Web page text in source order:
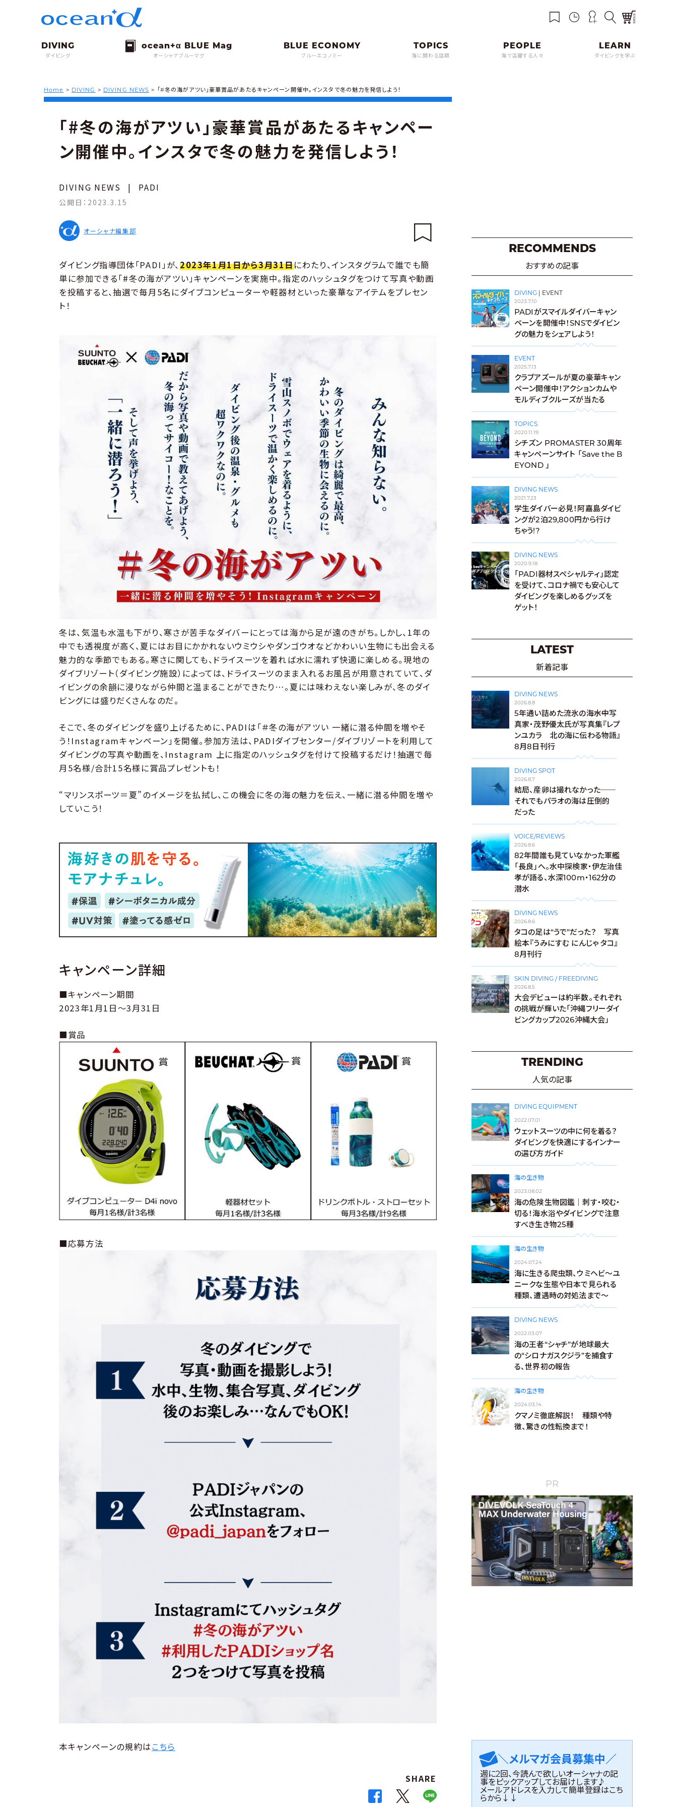
ダイビング オーシャナブルーマグ ブルーエコノミー 海に関わる話題 海で活躍する人々 ダイビングを学ぶ
Home > DIVING > DIVING NEWS > 「#冬の海がアツい」豪華賞品があたるキャンペーン開催中。インスタで冬の魅力を発信しよう！
「#冬の海がアツい」豪華賞品があたるキャンペー
ン開催中。インスタで冬の魅力を発信しよう！
DIVING NEWS | PADI
公開日： 2023.3.15
オーシャナ編集部
ダイビング指導団体「PADI」が、 2023年1月1日から3月31日にわたり、インスタグラムで誰でも簡
単に参加できる「#冬の海がアツい」キャンペーンを実施中。指定のハッシュタグをつけて写真や動画
を投稿すると、抽選で毎月5名にダイブコンピューターや軽器材といった豪華なアイテムをプレセン
ト！
冬は、気温も水温も下がり、寒さが苦手なダイバーにとっては海から足が遠のきがち。しかし、1年の
中でも透視度が高く、夏にはお目にかかれないウミウシやダンゴウオなどかわいい生物にも出会える
魅力的な季節でもある。寒さに関しても、ドライスーツを着れば水に濡れず快適に楽しめる。現地の
ダイブリゾート（ダイビング施設）によっては、ドライスーツのまま入れるお風呂が用意されていて、ダ
イビングの余韻に浸りながら仲間と温まることができたり…。夏には味わえない楽しみが、冬のダイ
ビングには盛りだくさんなのだ。
そこで、冬のダイビングを盛り上げるために、PADIは「＃冬の海がアツい 一緒に潜る仲間を増やそ
う！Instagramキャンペーン」を開催。参加方法は、PADIダイブセンター/ダイブリゾートを利用して
ダイビングの写真や動画を、Instagram 上に指定のハッシュタグを付けて投稿するだけ！抽選で毎
月5名様/合計15名様に賞品プレゼントも！
“マリンスポーツ＝夏”のイメージを払拭し、この機会に冬の海の魅力を伝え、一緒に潜る仲間を増や
していこう！
キャンペーン詳細
■キャンペーン期間
2023年1月1日～3月31日
■賞品
■応募方法
本キャンペーンの規約はこちら
SHARE
RECOMMENDS
おすすめの記事
DIVING | EVENT
2023.7.10
PADIがスマイルダイバーキャン
ペーンを開催中！SNSでダイビン
グの魅力をシェアしよう！
EVENT
2025.7.13
クラブアズールが夏の豪華キャン
ペーン開催中！アクションカムや
モルディブクルーズが当たる
TOPICS
2020.11.19
シチズン PROMASTER 30周年
キャンペーンサイト 「Save the B
EYOND 」
DIVING NEWS
2021.7.23
学生ダイバー必見！阿嘉島ダイビ
ングが2泊29,800円から行け
ちゃう!?
DIVING NEWS
2020.9.18
「PADI器材スペシャルティ」認定
を受けて、コロナ禍でも安心して
ダイビングを楽しめるグッズを
ゲット！
LATEST
新着記事
DIVING NEWS
2026.8.8
5年通い詰めた流氷の海――水中写
真家・茂野優太氏が写真集『レプ
ンユカラ 北の海に伝わる物語』
8月8日刊行
DIVING SPOT
2026.8.7
結局、産卵は撮れなかった──
それでもパラオの海は圧倒的
だった
VOICE/REVIEWS
2026.8.6
82年間誰も見ていなかった軍艦
「長良」へ。水中探検家・伊左治佳
孝が語る、水深100m・162分の
潜水
DIVING NEWS
2026.8.6
タコの足は“うで”だった？ 写真
絵本『うみにすむ にんじゃ タコ』
8月刊行
SKIN DIVING / FREEDIVING
2026.8.5
大会デビューは約半数。それぞれ
の挑戦が輝いた「沖縄フリーダイ
ビングカップ2026沖縄大会」
TRENDING
人気の記事
DIVING EQUIPMENT
2022.07.01
ウェットスーツの中に何を着る？
ダイビングを快適にするインナー
の選び方ガイド
海の生き物
2023.08.02
海の危険生物図鑑｜刺す・咬む・
切る！海水浴やダイビングで注意
すべき生き物25種
海の生き物
2024.07.24
海に生きる爬虫類、ウミヘビ～ユ
ニークな生態や日本で見られる
種類、遭遇時の対処法まで～
DIVING NEWS
2022.03.07
海の王者“シャチ”が地球最大
の“シロナガスクジラ”を捕食す
る、世界初の報告
海の生き物
2024.03.14
クマノミ徹底解説！ 種類や特
徴、驚きの性転換まで！
PR
＼メルマガ会員募集中／
週に2回、今読んで欲しいオーシャナの記
事をピックアップしてお届けします♪
メールアドレスを入力して簡単登録はこち
らから↓↓